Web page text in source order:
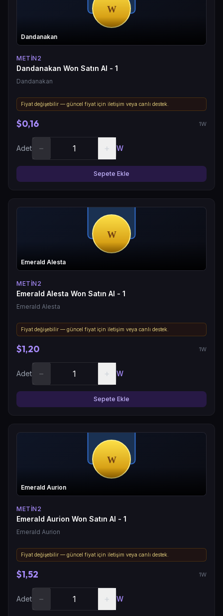
Dandanakan
METIN2
Dandanakan Won Satın Al - 1
Dandanakan
Fiyat değişebilir — güncel fiyat için iletişim veya canlı destek.
$0,16 1W
Adet − + W
Sepete Ekle
Emerald Alesta
METIN2
Emerald Alesta Won Satın Al - 1
Emerald Alesta
Fiyat değişebilir — güncel fiyat için iletişim veya canlı destek.
$1,20 1W
Adet − + W
Sepete Ekle
Emerald Aurion
METIN2
Emerald Aurion Won Satın Al - 1
Emerald Aurion
Fiyat değişebilir — güncel fiyat için iletişim veya canlı destek.
$1,52 1W
Adet − + W